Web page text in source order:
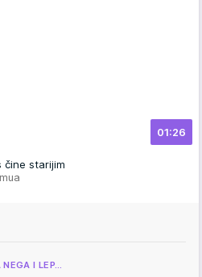
01:26
čine starijim
NEGA I LEP…